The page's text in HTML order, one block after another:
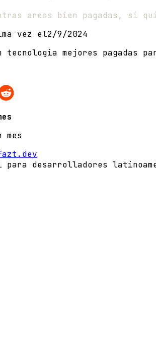
otras areas bien pagadas, si
vez el2/9/2024
mejores pagadas
mes
para desarrolladores